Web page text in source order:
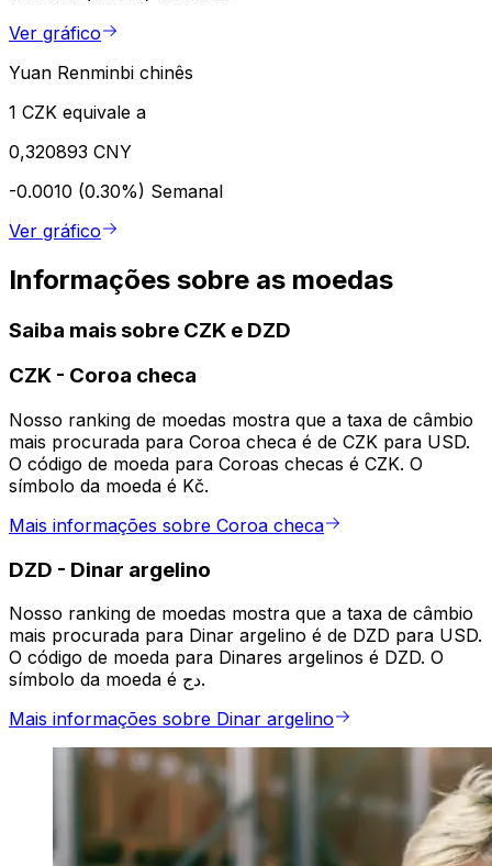
Ver gráfico
Yuan Renminbi chinês
1 CZK equivale a
0,320893 CNY
-0.0010 (0.30%) Semanal
Ver gráfico
Informações sobre as moedas
Saiba mais sobre CZK e DZD
CZK - Coroa checa
Nosso ranking de moedas mostra que a taxa de câmbio
mais procurada para Coroa checa é de CZK para USD.
O código de moeda para Coroas checas é CZK. O
símbolo da moeda é Kč.
Mais informações sobre Coroa checa
DZD - Dinar argelino
Nosso ranking de moedas mostra que a taxa de câmbio
mais procurada para Dinar argelino é de DZD para USD.
O código de moeda para Dinares argelinos é DZD. O
símbolo da moeda é دج.
Mais informações sobre Dinar argelino